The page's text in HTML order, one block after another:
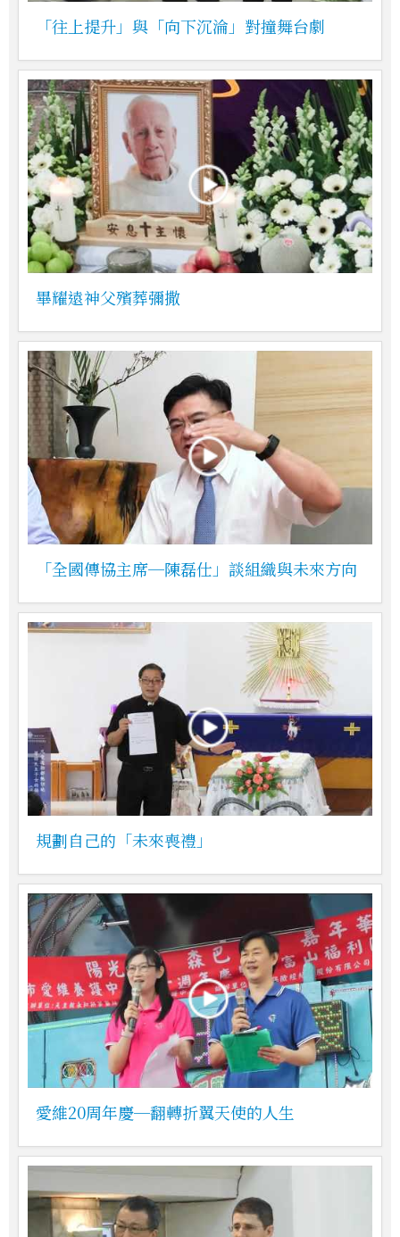
「往上提升」與「向下沉淪」對撞舞台劇
畢耀遠神父殯葬彌撒
「全國傳協主席─陳磊仕」談組織與未來方向
規劃自己的「未來喪禮」
愛維20周年慶─翻轉折翼天使的人生